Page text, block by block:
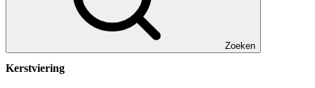
Zoeken
Kerstviering